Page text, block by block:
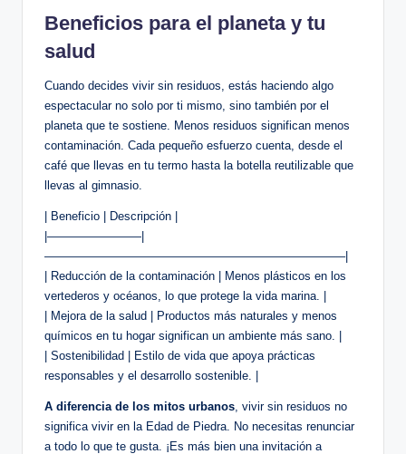
Beneficios para el planeta y tu
salud
Cuando decides vivir sin residuos, estás haciendo algo
espectacular no solo por ti mismo, sino también por el
planeta que te sostiene. Menos residuos significan menos
contaminación. Cada pequeño esfuerzo cuenta, desde el
café que llevas en tu termo hasta la botella reutilizable que
llevas al gimnasio.
| Beneficio | Descripción |
|————————|
—————————————————————————–|
| Reducción de la contaminación | Menos plásticos en los
vertederos y océanos, lo que protege la vida marina. |
| Mejora de la salud | Productos más naturales y menos
químicos en tu hogar significan un ambiente más sano. |
| Sostenibilidad | Estilo de vida que apoya prácticas
responsables y el desarrollo sostenible. |
A diferencia de los mitos urbanos , vivir sin residuos no
significa vivir en la Edad de Piedra. No necesitas renunciar
a todo lo que te gusta. ¡Es más bien una invitación a